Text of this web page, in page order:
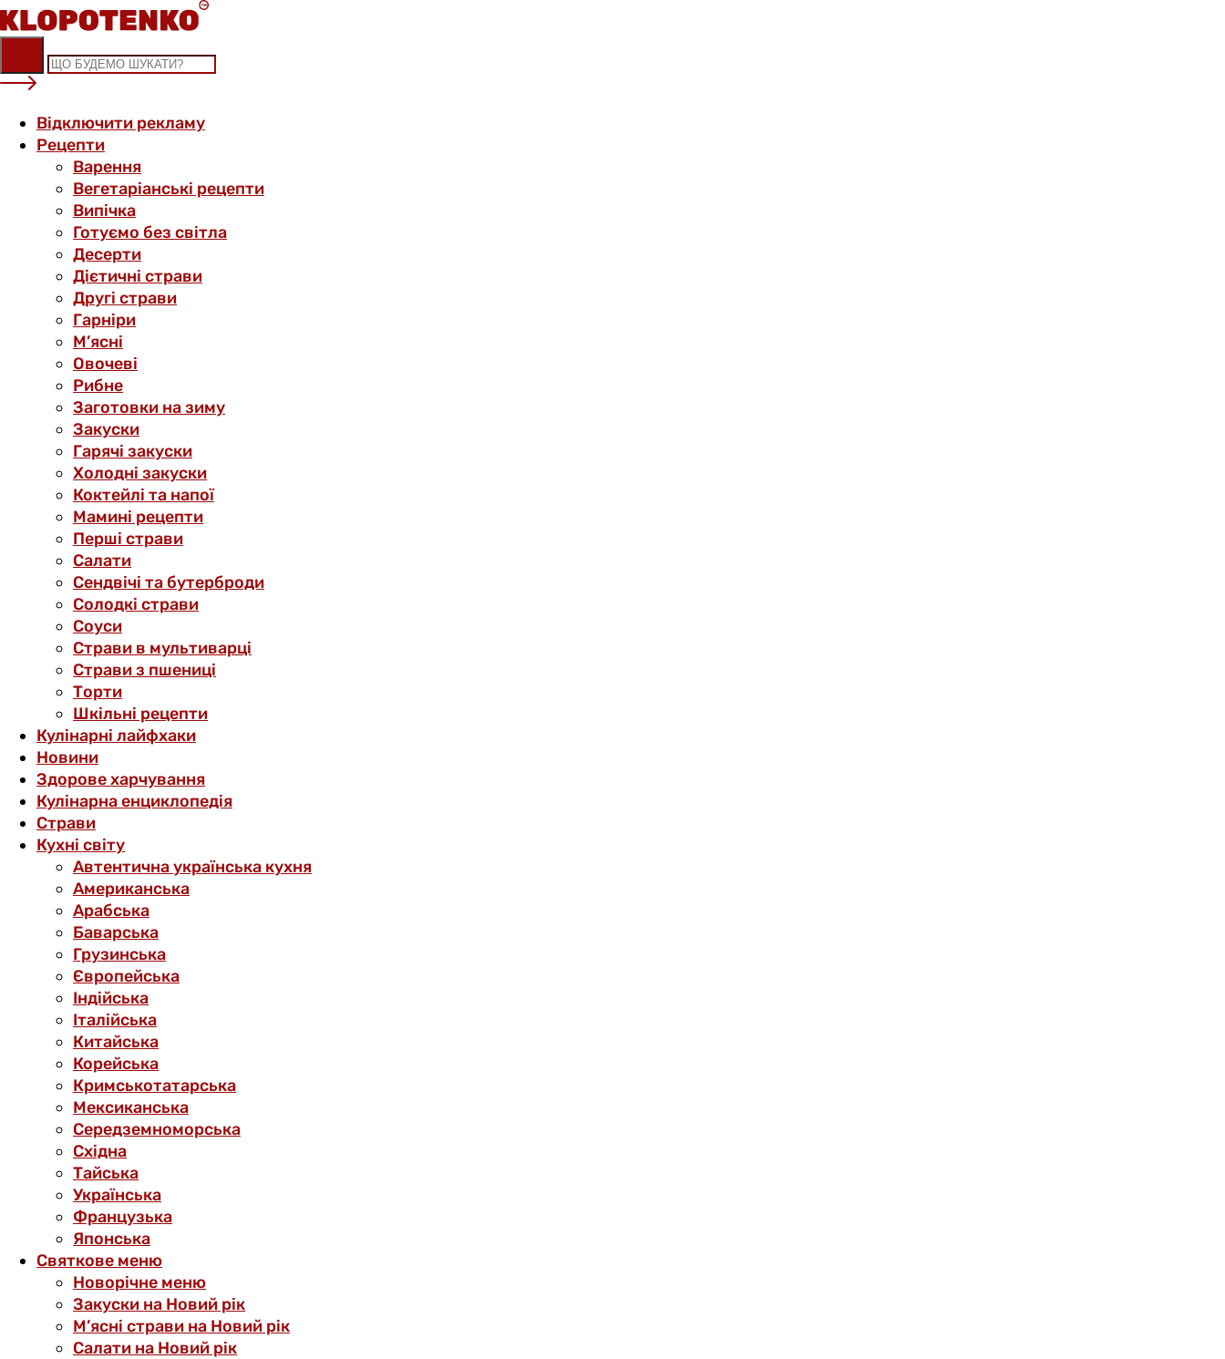
Skip
to
content
Відключити рекламу
Рецепти
Варення
Вегетаріанські рецепти
Випічка
Готуємо без світла
Десерти
Дієтичні страви
Другі страви
Гарніри
М’ясні
Овочеві
Рибне
Заготовки на зиму
Закуски
Гарячі закуски
Холодні закуски
Коктейлі та напої
Мамині рецепти
Перші страви
Салати
Сендвічі та бутерброди
Солодкі страви
Соуси
Страви в мультиварці
Страви з пшениці
Торти
Шкільні рецепти
Кулінарні лайфхаки
Новини
Здорове харчування
Кулінарна енциклопедія
Страви
Кухні світу
Автентична українська кухня
Американська
Арабська
Баварська
Грузинська
Європейська
Індійська
Італійська
Китайська
Корейська
Кримськотатарська
Мексиканська
Середземноморська
Східна
Тайська
Українська
Французька
Японська
Святкове меню
Новорічне меню
Закуски на Новий рік
М’ясні страви на Новий рік
Салати на Новий рік